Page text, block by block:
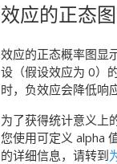
效应的正态图
效应的正态概率图显
设（假设效应为 0）
时，负效应会降低响
为了获得统计意义上
您使用可定义 alpha
的详细信息，请转到